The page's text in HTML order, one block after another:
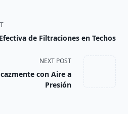
de Filtraciones en Techos
NEXT POST
con Aire a
Presión